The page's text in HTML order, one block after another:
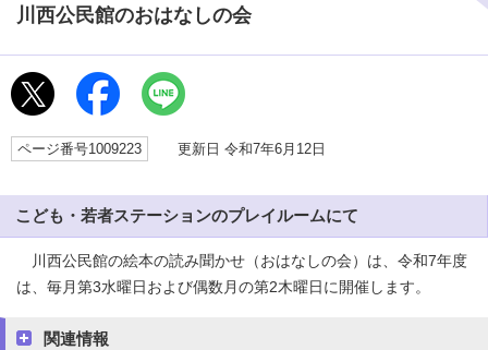
川西公民館のおはなしの会
ページ番号1009223 更新日 令和7年6月12日
こども・若者ステーションのプレイルームにて
川西公民館の絵本の読み聞かせ（おはなしの会）は、令和7年度
は、毎月第3水曜日および偶数月の第2木曜日に開催します。
関連情報